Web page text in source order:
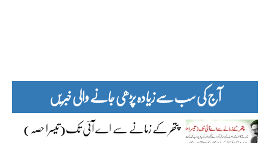
آج کی سب سے زیادہ پڑھی جانے والی خبریں
پتھر کے زمانے سے اے آئی تک(تیسرا حصہ)